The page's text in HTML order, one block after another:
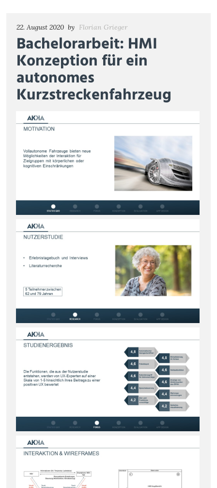
22. August 2020 by Florian Grieger
Bachelorarbeit: HMI
Konzeption für ein
autonomes
Kurzstreckenfahrzeug